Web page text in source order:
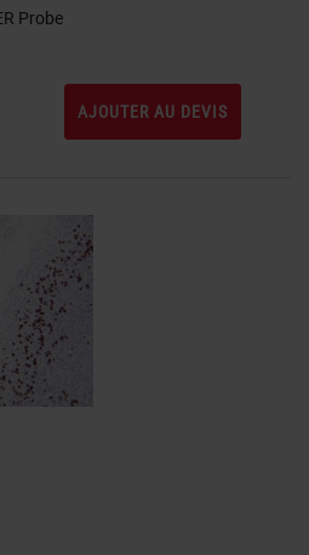
AJOUTER AU DEVIS